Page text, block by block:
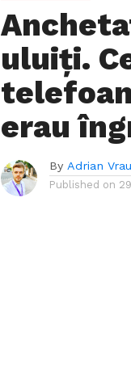
uluiți.
erau
By Adrian
Published on